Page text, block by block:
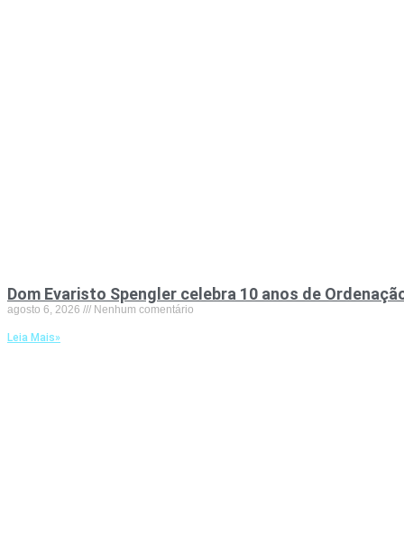
Dom Evaristo Spengler celebra 10 anos de
agosto 6, 2026 Nenhum comentário
Leia Mais»